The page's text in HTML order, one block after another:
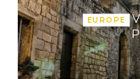
EUROPE